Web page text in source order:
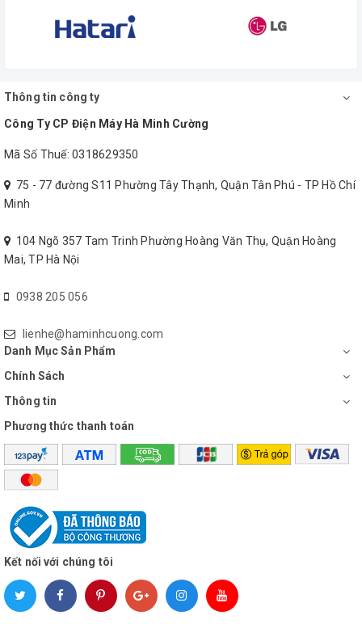
Thông tin công ty
Công Ty CP Điện Máy Hà Minh Cường
Mã Số Thuế: 0318629350
75 - 77 đường S11 Phường Tây Thạnh, Quận Tân Phú - TP Hồ Chí
Minh
104 Ngõ 357 Tam Trinh Phường Hoàng Văn Thụ, Quận Hoàng
Mai, TP Hà Nội
0938 205 056
lienhe@haminhcuong.com
Danh Mục Sản Phẩm
Chính Sách
Thông tin
Phương thức thanh toán
Kết nối với chúng tôi